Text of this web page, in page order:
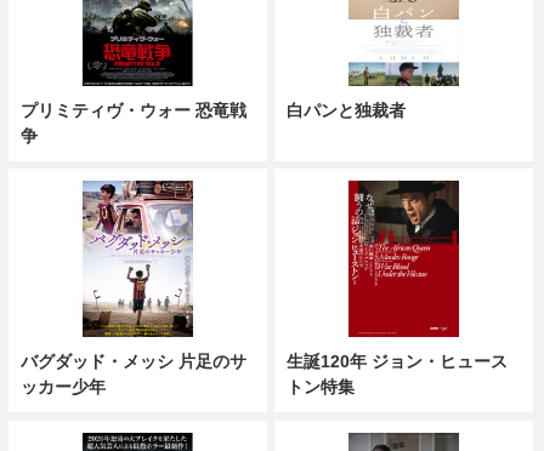
プリミティヴ・ウォー 恐竜戦
争
白パンと独裁者
バグダッド・メッシ 片足のサ
ッカー少年
生誕120年 ジョン・ヒュース
トン特集